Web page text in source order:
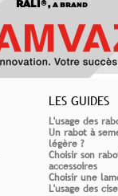
RALI®,A BRAND
LES GUIDES
L'usage des
Un rabot à
légère ?
Choisir son
accessoires
Choisir une
L'usage des